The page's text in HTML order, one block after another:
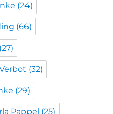
(24)
(66)
(27)
(32)
(29)
Pappel (25)